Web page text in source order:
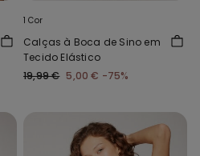
1 Cor
Calças à Boca de Sino em
Tecido Elástico
19,99 € 5,00 € -75%